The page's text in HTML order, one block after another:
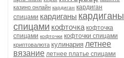
казино онлайн кардиган кардиган
спицами кардиганы кардиганы
спицами кофточка кофточка
спицами кофточки кофточки спицами
криптовалюта кулинария летнее
вязание летнее платье спицами